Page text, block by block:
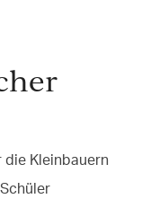
die Kleinbauern